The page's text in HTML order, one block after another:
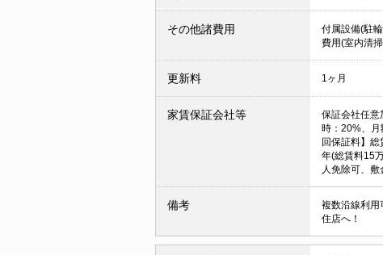
その他諸費用
付属設備(駐
費用(室内清
更新料 1ヶ月
家賃保証会社等
保証会社任
時：20%、
回保証料】
年(総賃料15
人免除可、
備考
複数沿線利用
住店へ！